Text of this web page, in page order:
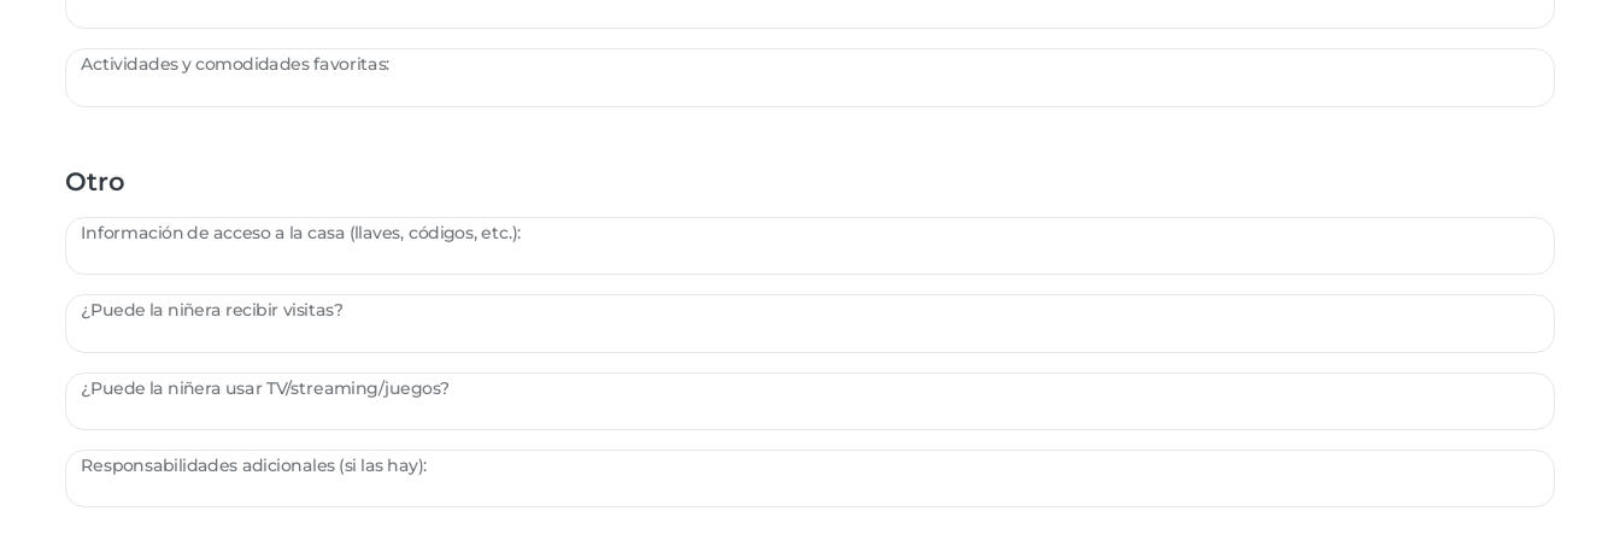
Actividades y comodidades favoritas:
Otro
Información de acceso a la casa (llaves, códigos, etc.):
¿Puede la niñera recibir visitas?
¿Puede la niñera usar TV/streaming/juegos?
Responsabilidades adicionales (si las hay):